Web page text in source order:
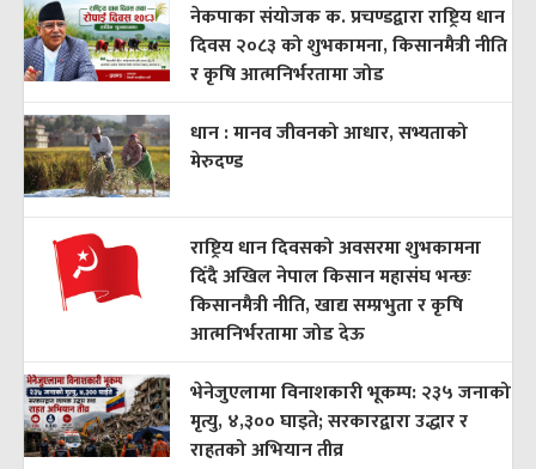
नेकपाका संयोजक क. प्रचण्डद्वारा राष्ट्रिय धान
दिवस २०८३ को शुभकामना, किसानमैत्री नीति
र कृषि आत्मनिर्भरतामा जोड
धान : मानव जीवनको आधार, सभ्यताको
मेरुदण्ड
राष्ट्रिय धान दिवसको अवसरमा शुभकामना
दिँदै अखिल नेपाल किसान महासंघ भन्छः
किसानमैत्री नीति, खाद्य सम्प्रभुता र कृषि
आत्मनिर्भरतामा जोड देऊ
भेनेजुएलामा विनाशकारी भूकम्प: २३५ जनाको
मृत्यु, ४,३०० घाइते; सरकारद्वारा उद्धार र
राहतको अभियान तीव्र